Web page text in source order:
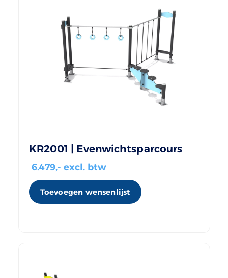
KR2001 | Evenwichtsparcours
6.479,- excl. btw
Toevoegen wensenlijst